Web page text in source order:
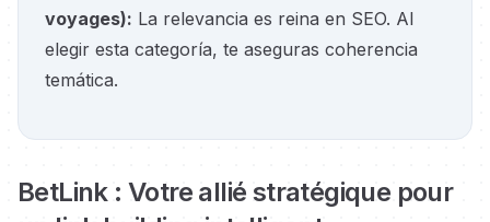
voyages): La relevancia es reina en SEO. Al
elegir esta categoría, te aseguras coherencia
temática.
BetLink : Votre allié stratégique pour